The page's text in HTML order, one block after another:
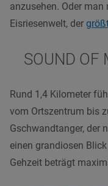
anzusehen. Oder
Eisriesenwelt, der
SOUND OF
Rund 1,4 Kilometer
vom Ortszentrum bis
Gschwandtanger, der
einen grandiosen
Gehzeit beträgt